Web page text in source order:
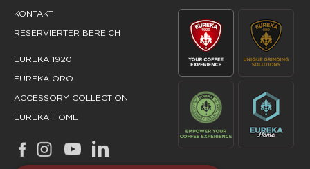
KONTAKT
RESERVIERTER BEREICH
EUREKA 1920
EUREKA ORO
ACCESSORY COLLECTION
EUREKA HOME